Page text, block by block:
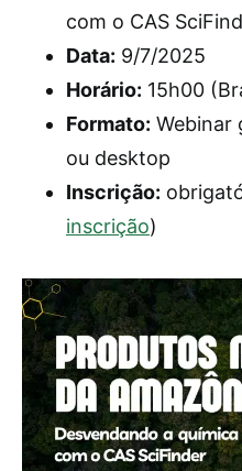
com o CAS
Data: 9/7/2025
Horário: 15h00
Formato: Webinar
ou desktop
Inscrição:
inscrição)